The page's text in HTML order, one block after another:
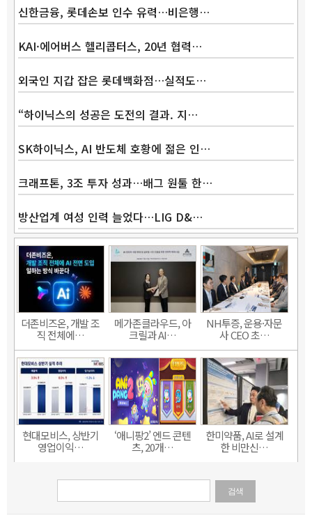
신한금융, 롯데손보 인수 유력…비은행…
KAI·에어버스 헬리콥터스, 20년 협력…
외국인 지갑 잡은 롯데백화점…실적도…
“하이닉스의 성공은 도전의 결과. 지…
SK하이닉스, AI 반도체 호황에 젊은 인…
크래프톤, 3조 투자 성과…배그 원툴 한…
방산업계 여성 인력 늘었다…LIG D&…
더존비즈온, 개발 조
직 전체에…
메가존클라우드, 아
크릴과 AI…
NH투증, 운용·자문
사 CEO 초…
현대모비스, 상반기
영업이익…
‘애니팡2’ 엔드 콘텐
츠, 20개…
한미약품, AI로 설계
한 비만신…
검색